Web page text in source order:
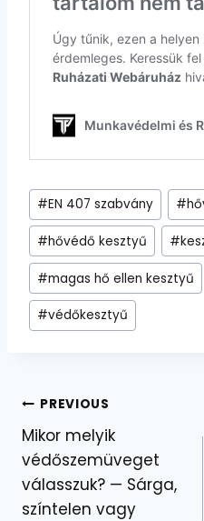
Post
Tags:
#EN 407 szabvány #
#hővédő kesztyű #
#magas hő ellen kesztyű
#védőkesztyű
Bejegyzés
navigáció
PREVIOUS
Mikor melyik
védőszemüveget
válasszuk? — Sárga,
színtelen vagy